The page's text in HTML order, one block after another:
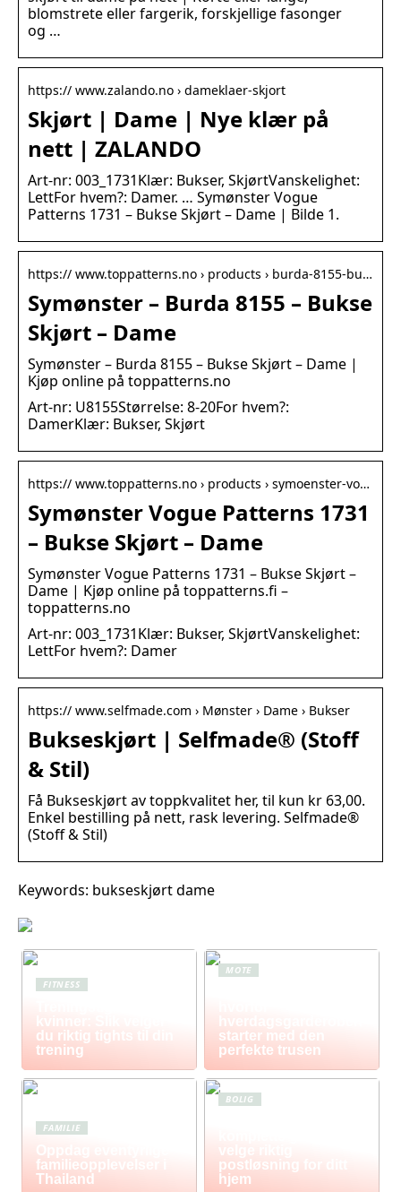
blomstrete eller fargerik, forskjellige fasonger
og …
https:// www.zalando.no › dameklaer-skjort
Skjørt | Dame | Nye klær på
nett | ZALANDO
Art-nr: 003_1731Klær: Bukser, SkjørtVanskelighet:
LettFor hvem?: Damer. … Symønster Vogue
Patterns 1731 – Bukse Skjørt – Dame | Bilde 1.
https:// www.toppatterns.no › products › burda-8155-bu…
Symønster – Burda 8155 – Bukse
Skjørt – Dame
Symønster – Burda 8155 – Bukse Skjørt – Dame |
Kjøp online på toppatterns.no
Art-nr: U8155Størrelse: 8-20For hvem?:
DamerKlær: Bukser, Skjørt
https:// www.toppatterns.no › products › symoenster-vo…
Symønster Vogue Patterns 1731
– Bukse Skjørt – Dame
Symønster Vogue Patterns 1731 – Bukse Skjørt –
Dame | Kjøp online på toppatterns.fi –
toppatterns.no
Art-nr: 003_1731Klær: Bukser, SkjørtVanskelighet:
LettFor hvem?: Damer
https:// www.selfmade.com › Mønster › Dame › Bukser
Bukseskjørt | Selfmade® (Stoff
& Stil)
Få Bukseskjørt av toppkvalitet her, til kun kr 63,00.
Enkel bestilling på nett, rask levering. Selfmade®
(Stoff & Stil)
Keywords: bukseskjørt dame
FITNESS
kvinner: Slik velger
du riktig tights til din
trening
MOTE
hverdagsgarderoben
starter med den
perfekte trusen
FAMILIE
Oppdag eventyrlige
familieopplevelser i
Thailand
BOLIG
velge riktig
postløsning for ditt
hjem